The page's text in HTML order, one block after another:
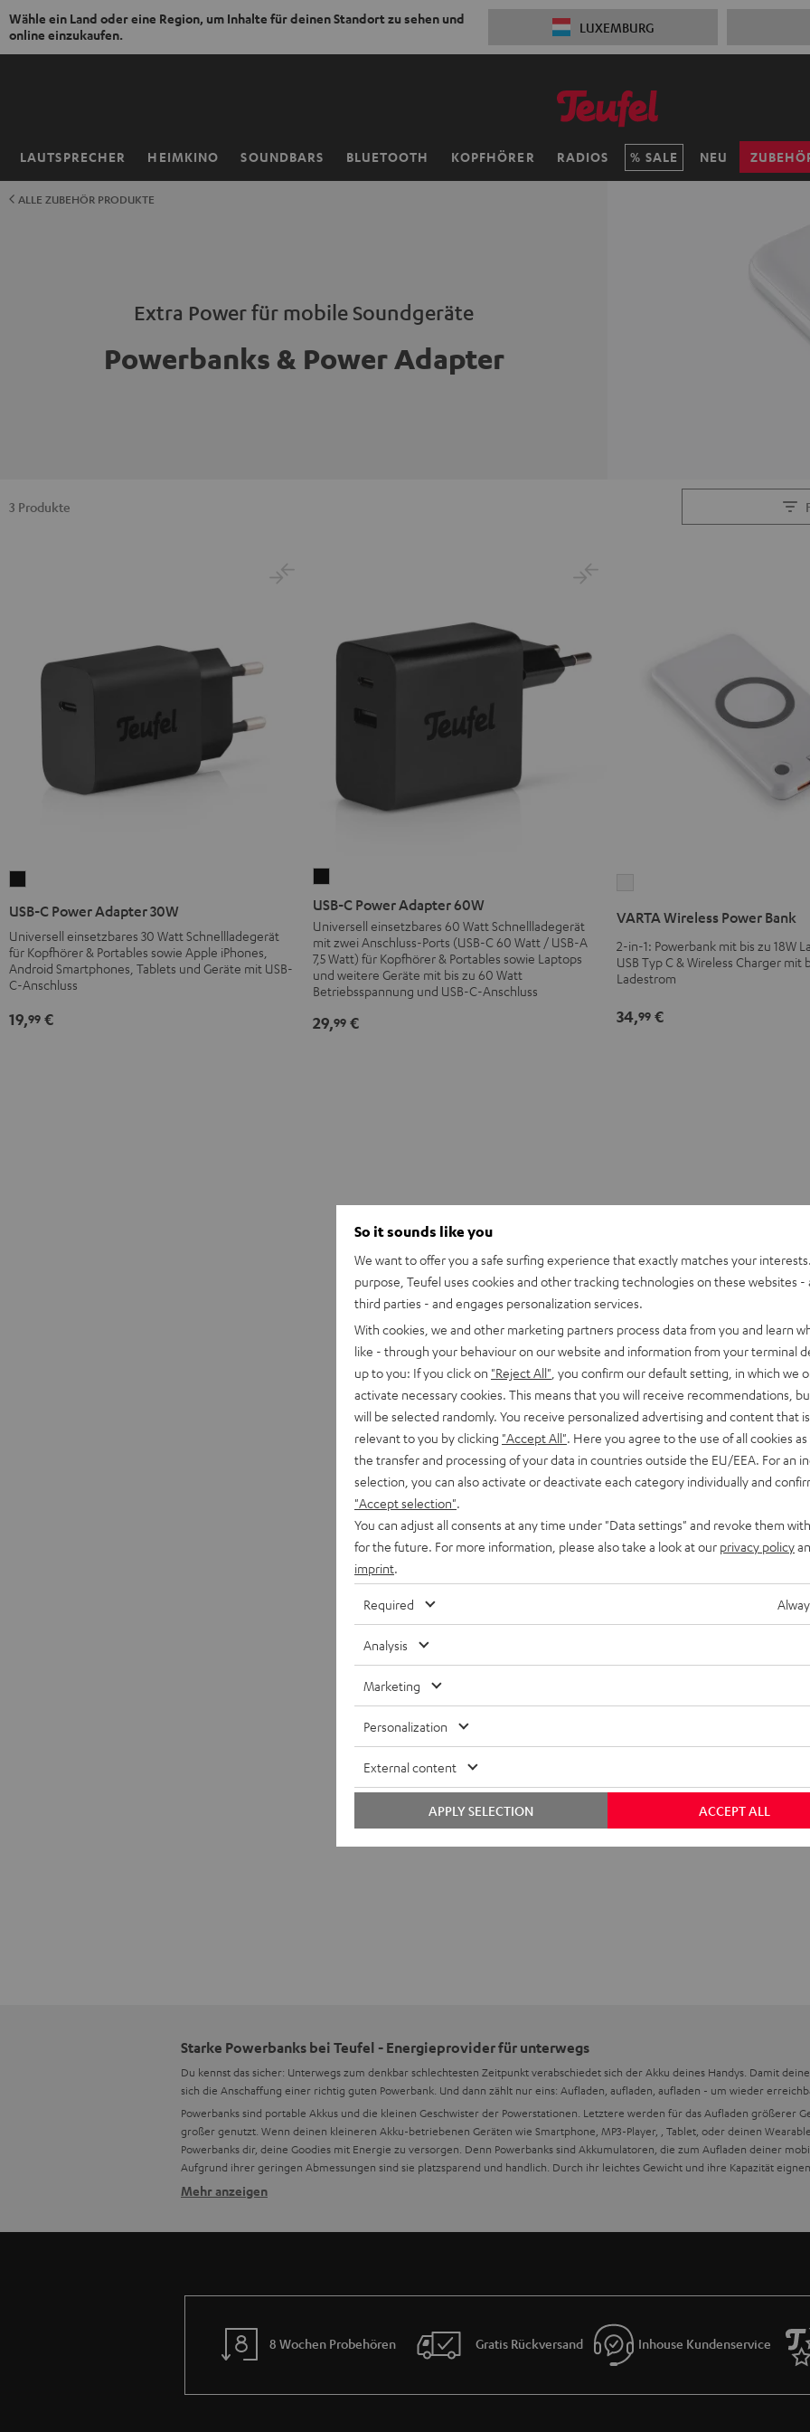
Wähle ein Land oder eine Region, um Inhalte für deinen Standort zu sehen und
online einzukaufen.
LUXEMBURG
ZUM
LAUTSPRECHER HEIMKINO SOUNDBARS BLUETOOTH KOPFHÖRER RADIOS SALE NEU
Startseite
ALLE ZUBEHÖR PRODUKTE
Extra Power für mobile Soundgeräte
Powerbanks & Power Adapter
3 Produkte
Adapter
30W
Schwarz
USB-C Power Adapter 30W
Universell einsetzbares 30 Watt Schnellladegerät
für Kopfhörer & Portables sowie Apple iPhones,
Android Smartphones, Tablets und Geräte mit USB-
C-Anschluss
19,99 €
C
Power
Adapter
60W
Schwarz
USB-C Power Adapter 60W
Universell einsetzbares 60 Watt Schnellladegerät
mit zwei Anschluss-Ports (USB-C 60 Watt / USB-A
7,5 Watt) für Kopfhörer & Portables sowie Laptops
und weitere Geräte mit bis zu 60 Watt
Betriebsspannung und USB-C-Anschluss
29,99 €
Power
Bank
Weiß
VARTA Wireless Power Bank
2-in-1: Powerbank mit bis zu 18W
USB Typ C & Wireless Charger mit
Ladestrom
34,99 €
Starke Powerbanks bei Teufel - Energieprovider für unterwegs
Du kennst das sicher: Unterwegs zum denkbar schlechtesten Zeitpunkt verabschiedet sich der Akku deines Handys. Damit
sich die Anschaffung einer richtig guten Powerbank. Und dann zählt nur eins: Aufladen, aufladen, aufladen - um wieder
Powerbanks sind portable Akkus und die kleinen Geschwister der Powerstationen. Letztere werden für das Aufladen größerer
großergenutzt. Wenn deinen kleineren Akku-betriebenen Geräten wie Smartphone, MP3-Player, , Tablet, oder deinen
Powerbanks dir, deine Goodies mit Energie zu versorgen. Denn Powerbanks sind Akkumulatoren, die zum Aufladen deiner
Aufgrund ihrer geringen Abmessungen sind sie platzsparend und handlich. Durch ihr leichtes Gewicht und ihre Kapazität
Was ist eine Powerbank?
unbedingt auf die Qualitätsunterschiede. Der günstigste Preis sollte nicht das Kriterium zur Kaufentscheidung sein. Denn
Achte von daher stets darauf, die technischen Daten zu vergleichen und investiere lieber ein paar Euro mehr für eine
Besonders empfehlenswert sind Powerbanks, wenn du auf Reisen bist oder einen Wochenendausflug planst. Als Ladegerät mit
Mehr anzeigen
8 Wochen Probehören Gratis Rückversand Inhouse Kundenservice
So it sounds like you
We want to offer you a safe surfing experience that exactly matches your
purpose, Teufel uses cookies and other tracking technologies on these websites -
third parties - and engages personalization services.
With cookies, we and other marketing partners process data from you and learn
like - through your behaviour on our website and information from your terminal
up to you: If you click on "Reject All" , you confirm our default setting, in which we
activate necessary cookies. This means that you will receive recommendations,
will be selected randomly. You receive personalized advertising and content that
relevant to you by clicking "Accept All" . Here you agree to the use of all cookies
the transfer and processing of your data in countries outside the EU/EEA. For an
selection, you can also activate or deactivate each category individually and
"Accept selection"
You can adjust all consents at any time under "Data settings" and revoke them
for the future. For more information, please also take a look at our privacy policy
imprint
Required
Analysis
Marketing
Personalization
External content
ACCEPT ALL
APPLY SELECTION